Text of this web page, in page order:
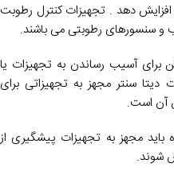
افزایش دهد . تجهیزات کنترل رطوبت
برای آسیب رساندن به تجهیزات یا
سنتر مجهز به تجهیزاتی برای
آن است.
باید مجهز به تجهیزات پیشگیری از
شوند.